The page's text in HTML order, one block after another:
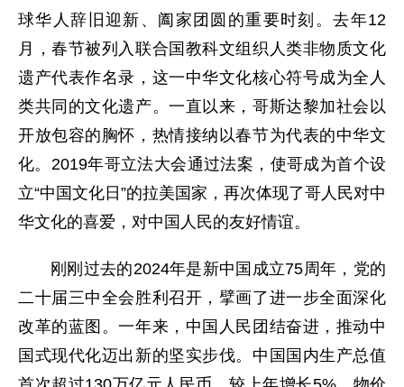
球华人辞旧迎新、阖家团圆的重要时刻。去年12
月，春节被列入联合国教科文组织人类非物质文化
遗产代表作名录，这一中华文化核心符号成为全人
类共同的文化遗产。一直以来，哥斯达黎加社会以
开放包容的胸怀，热情接纳以春节为代表的中华文
化。2019年哥立法大会通过法案，使哥成为首个设
立“中国文化日”的拉美国家，再次体现了哥人民对中
华文化的喜爱，对中国人民的友好情谊。
刚刚过去的2024年是新中国成立75周年，党的
二十届三中全会胜利召开，擘画了进一步全面深化
改革的蓝图。一年来，中国人民团结奋进，推动中
国式现代化迈出新的坚实步伐。中国国内生产总值